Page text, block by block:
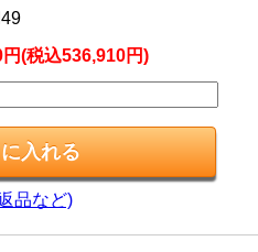
(税込536,910円)
品など)